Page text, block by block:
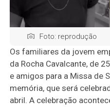
Foto: reprodução
Os familiares da jovem
da Rocha Cavalcante, de
e amigos para a Missa de
memória, que será
abril. A celebração